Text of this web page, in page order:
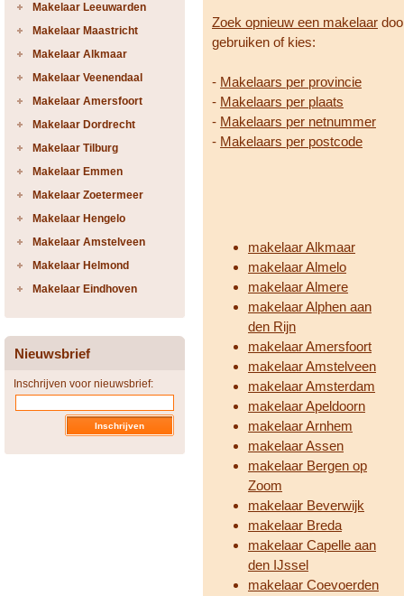
Makelaar Leeuwarden
Makelaar Maastricht
Makelaar Alkmaar
Makelaar Veenendaal
Makelaar Amersfoort
Makelaar Dordrecht
Makelaar Tilburg
Makelaar Emmen
Makelaar Zoetermeer
Makelaar Hengelo
Makelaar Amstelveen
Makelaar Helmond
Makelaar Eindhoven
Nieuwsbrief
Inschrijven voor nieuwsbrief:
Zoek opnieuw een makelaar
gebruiken of kies:
- Makelaars per provincie
- Makelaars per plaats
- Makelaars per netnummer
- Makelaars per postcode
makelaar Alkmaar
makelaar Almelo
makelaar Almere
makelaar Alphen aan
den Rijn
makelaar Amersfoort
makelaar Amstelveen
makelaar Amsterdam
makelaar Apeldoorn
makelaar Arnhem
makelaar Assen
makelaar Bergen op
Zoom
makelaar Beverwijk
makelaar Breda
makelaar Capelle aan
den IJssel
makelaar Coevoerden